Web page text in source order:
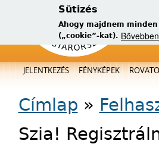
Sütizés
Ahogy majdnem
(„cookie”-kat).
Főmenü
JELENTKEZÉS FÉNYKÉPEK
Jelenlegi hely
Címlap »
Szia!